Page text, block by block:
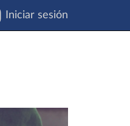
Iniciar sesión